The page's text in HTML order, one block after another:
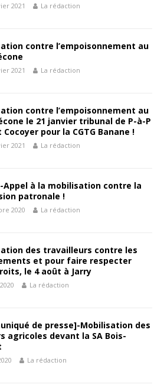
2021 La rédaction
contre l’empoisonnement au
2021 La rédaction
contre l’empoisonnement au
le 21 janvier tribunal de P-à-P
Cocoyer pour la CGTG Banane !
2021 La rédaction
à la mobilisation contre la
patronale !
2020 La rédaction
des travailleurs contre les
et pour faire respecter
le 4 août à Jarry
La rédaction
de presse]-Mobilisation des
agricoles devant la SA Bois-
La rédaction